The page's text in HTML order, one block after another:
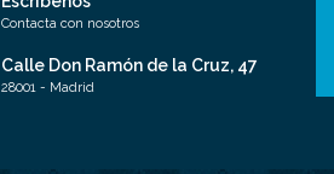
Contacta con nosotros
Calle Don Ramón de la Cruz, 47
28001 - Madrid